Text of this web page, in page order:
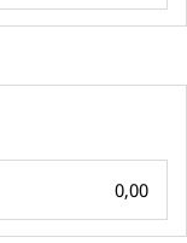
0,00